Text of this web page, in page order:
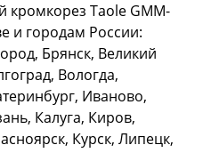
кромкорез Taole GMM-
и городам России:
Брянск, Великий
Вологда,
Иваново,
Калуга, Киров,
Курск, Липецк,